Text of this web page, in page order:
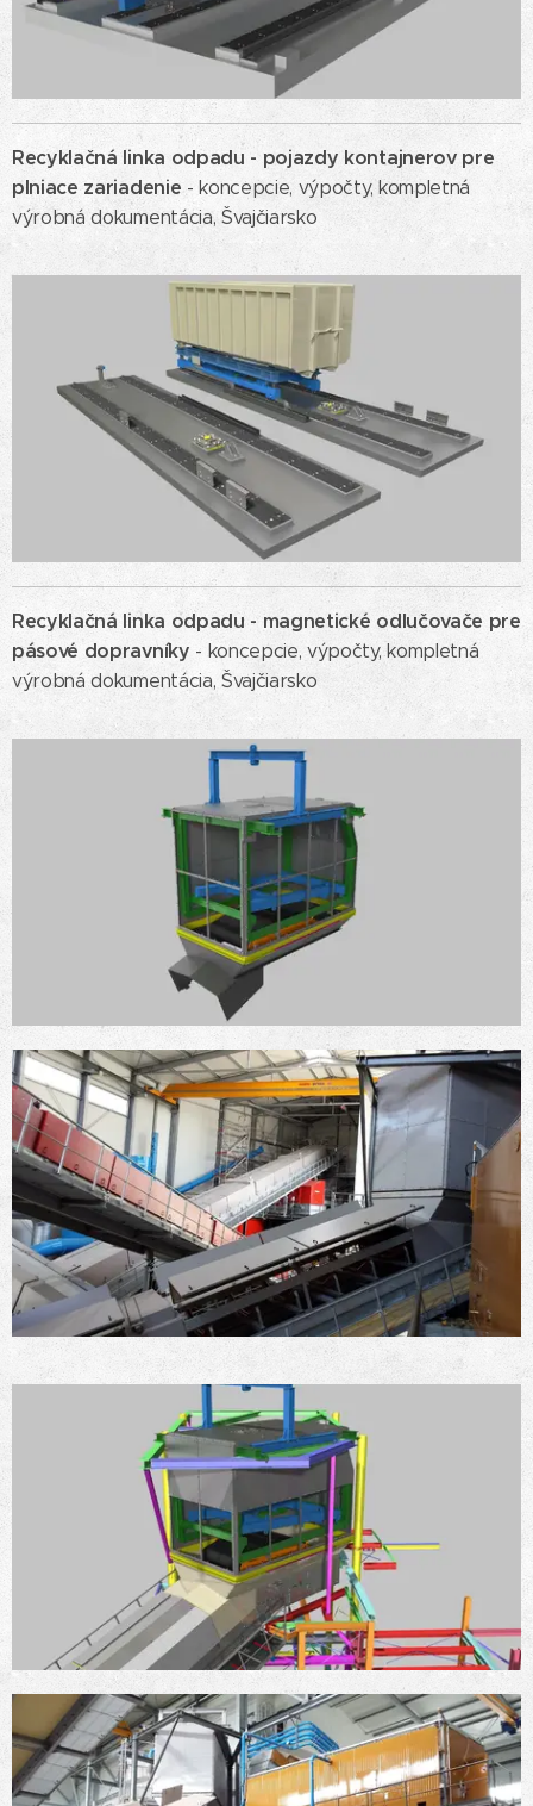
Recyklačná linka odpadu - pojazdy kontajnerov pre
plniace zariadenie - koncepcie, výpočty, kompletná
výrobná dokumentácia, Švajčiarsko
Recyklačná linka odpadu -magnetické odlučovače pre
pásové dopravníky - koncepcie, výpočty, kompletná
výrobná dokumentácia, Švajčiarsko